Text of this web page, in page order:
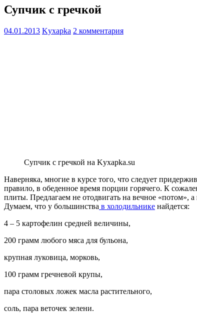
Супчик с гречкой
04.01.2013 Kyxapka 2 комментария
Супчик с гречкой на Kyxapka.su
Наверняка, многие в курсе того, что следует
правило, в обеденное время порции горячего. К
плиты. Предлагаем не отодвигать на вечное «потом»,
Думаем, что у большинства в холодильнике найдется:
4 – 5 картофелин средней величины,
200 грамм любого мяса для бульона,
крупная луковица, морковь,
100 грамм гречневой крупы,
пара столовых ложек масла растительного,
соль, пара веточек зелени.